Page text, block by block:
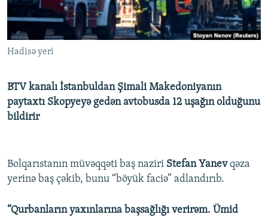
İNFOQRAFIKA
KARIKATURA
AZƏRBAYCAN ƏDƏBIYYATI KITABXANASI
İSLAM VƏ DEMOKRATIYA
İZ - MƏDƏNIYYƏT PROQRAMI
MISSIYAMIZ
PEŞƏ ETIKASI VƏ JURNALISTIKA STANDARTLARIMIZ
MATERIALLARIMIZDAN ISTIFADƏ
BIZIMLƏ ƏLAQƏ
XƏBƏR BÜLLETENLƏRIMIZ
BIZI IZLƏ
Hadisə yeri
BTV kanalı İstanbuldan Şimali Makedoniyanın
paytaxtı Skopyeyə gedən avtobusda 12 uşağın olduğunu
bildirir
Bolqarıstanın müvəqqəti baş naziri Stefan Yanevqəza
yerinə baş çəkib, bunu “böyük faciə” adlandırıb.
“Qurbanların yaxınlarına başsağlığı verirəm. Ümid